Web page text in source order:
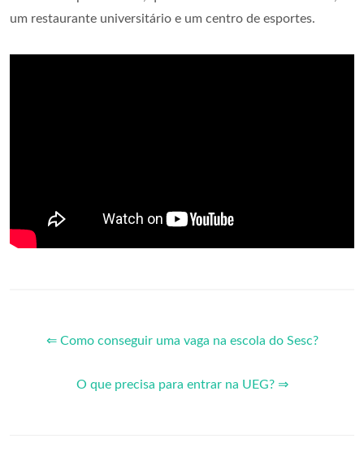
um restaurante universitário e um centro de esportes.
⇐ Como conseguir uma vaga na escola do Sesc?
O que precisa para entrar na UEG? ⇒